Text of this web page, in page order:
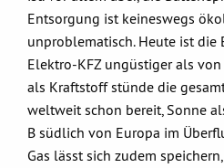
Entsorgung ist keineswegs
unproblematisch. Heute ist die
Elektro-KFZ ungüstiger als
als Kraftstoff stünde die
weltweit schon bereit, Sonne
B südlich von Europa im
Gas lässt sich zudem